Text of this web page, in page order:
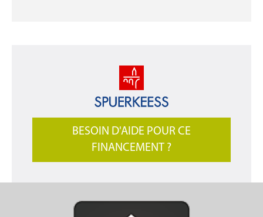
BESOIN D'AIDE POUR CE
FINANCEMENT ?